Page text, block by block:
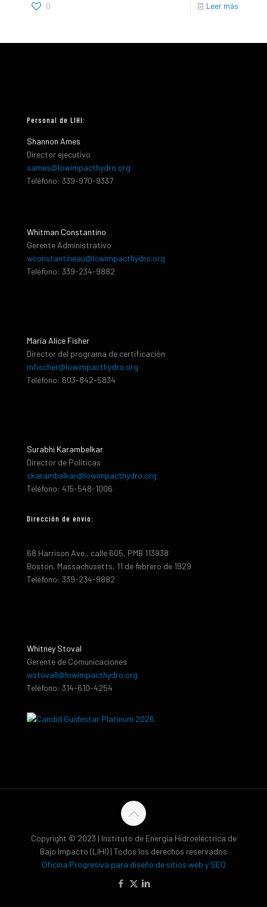
0 Leer más
Personal de LIHI:
Shannon Ames
Director ejecutivo
sames@lowimpacthydro.org
Teléfono: 339-970-9337
Whitman Constantino
Gerente Administrativo
wconstantineau@lowimpacthydro.org
Teléfono: 339-234-9882
María Alice Fisher
Director del programa de certificación
mfischer@lowimpacthydro.org
Teléfono: 603-842-5834
Surabhi Karambelkar
Director de Políticas
skarambelkar@lowimpacthydro.org
Teléfono: 415-548-1006
Dirección de envio:
68 Harrison Ave., calle 605, PMB 113938
Boston, Massachusetts, 11 de febrero de 1929
Teléfono: 339-234-9882
Whitney Stoval
Gerente de Comunicaciones
wstovall@lowimpacthydro.org
Teléfono: 314-610-4254
Copyright © 2023 | Instituto de Energía Hidroeléctrica de
Bajo Impacto (LIHI) | Todos los derechos reservados
Oficina Progresiva para diseño de sitios web y SEO